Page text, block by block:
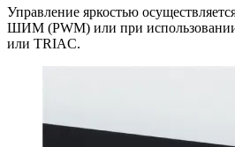
Управление яркостью
ШИМ (PWM) или при
или TRIAC.